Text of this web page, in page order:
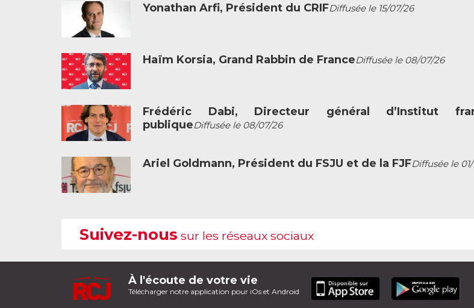
Yonathan Arfi, Président du CRIFDiffusée le 15/07/26
Haïm Korsia, Grand Rabbin de FranceDiffusée le 08/07/26
Frédéric Dabi, Directeur général d’Institut
publiqueDiffusée le 08/07/26
Ariel Goldmann, Président du FSJU et de la FJFDiffusée le
Suivez-nous sur les réseaux sociaux
À l'écoute de votre vie
Télécharger notre application pour iOs et Android